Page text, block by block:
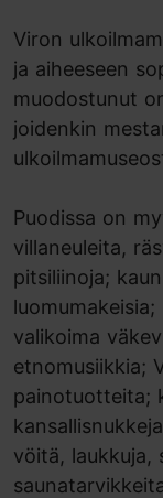
Viron
ja aiheeseen
muodostunut
joidenkin
Puodissa on
villaneuleita,
pitsiliinoja;
valikoima
etnomusiikkia;
painotuotteita;
vöitä, laukkuja,